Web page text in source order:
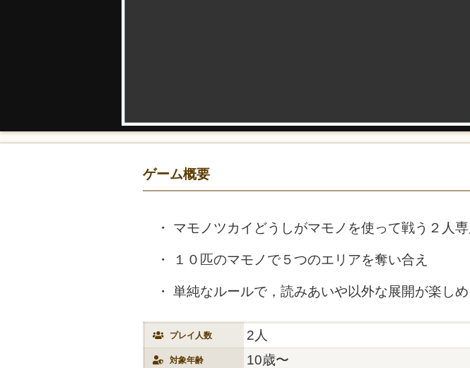
ゲーム概要
マモノツカイどうしがマモノを使って戦う２人
１０匹のマモノで５つのエリアを奪い合え
単純なルールで，読みあいや以外な展開が楽し
プレイ人数 2人
対象年齢 10歳〜